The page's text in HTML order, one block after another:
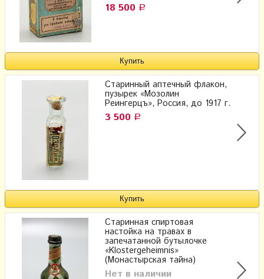
18 500 Р
Старинный аптечный флакон,
пузырек «Мозолин
Реингерцъ», Россия, до 1917 г.
3 500 Р
Старинная спиртовая
настойка на травах в
запечатанной бутылочке
«Klostergeheimnis»
(Монастырская тайна)
Нет в наличии